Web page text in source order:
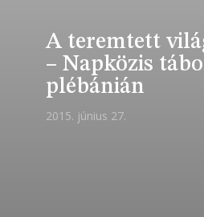
A teremtett
– Napközis
plébánián
2015. június 27.